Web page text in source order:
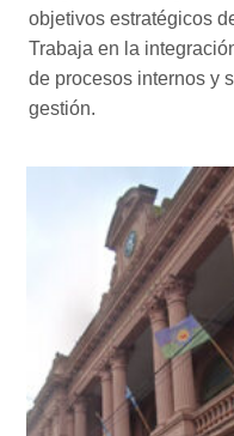
objetivos estratégicos
Trabaja en la
de procesos internos y
gestión.